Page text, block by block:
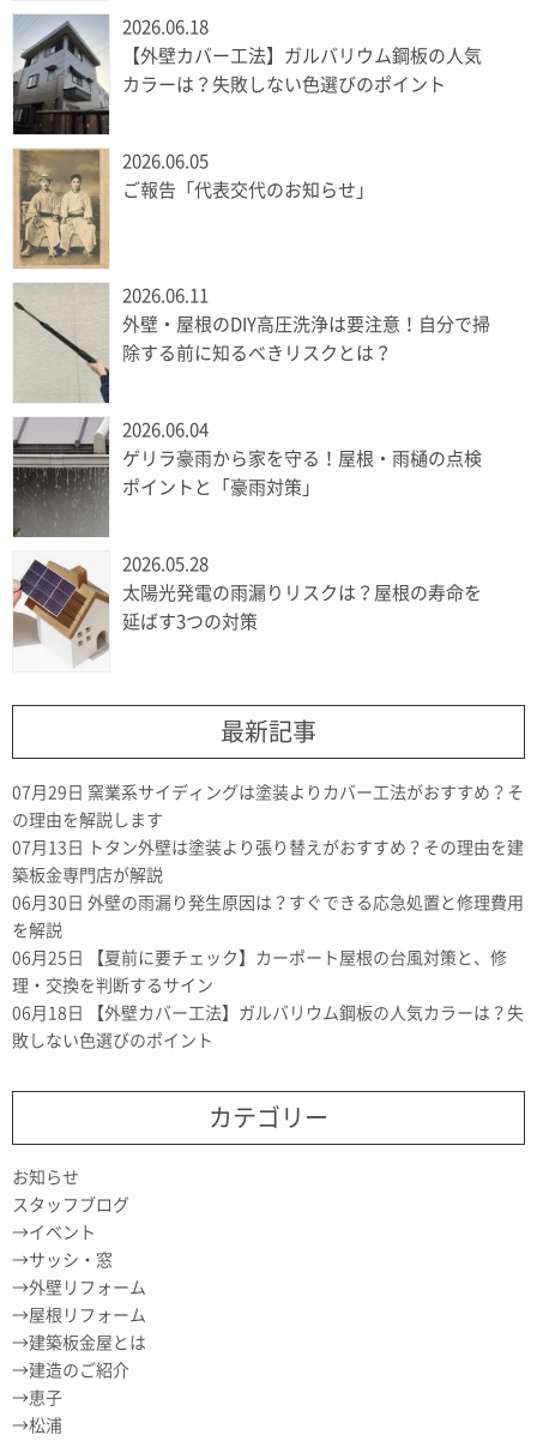
2026.06.18
【外壁カバー工法】ガルバリウム鋼板の人気
カラーは？失敗しない色選びのポイント
2026.06.05
ご報告「代表交代のお知らせ」
2026.06.11
外壁・屋根のDIY高圧洗浄は要注意！自分で掃
除する前に知るべきリスクとは？
2026.06.04
ゲリラ豪雨から家を守る！屋根・雨樋の点検
ポイントと「豪雨対策」
2026.05.28
太陽光発電の雨漏りリスクは？屋根の寿命を
延ばす3つの対策
最新記事
07月29日 窯業系サイディングは塗装よりカバー工法がおすすめ？そ
の理由を解説します
07月13日
トタン外壁は塗装より張り替えがおすすめ？その理由を建
築板金専門店が解説
06月30日 外壁の雨漏り発生原因は？すぐできる応急処置と修理費用
を解説
06月25日
【夏前に要チェック】カーポート屋根の台風対策と、修
理・交換を判断するサイン
06月18日
【外壁カバー工法】ガルバリウム鋼板の人気カラーは？失
敗しない色選びのポイント
カテゴリー
お知らせ
スタッフブログ
イベント
サッシ・窓
外壁リフォーム
屋根リフォーム
建築板金屋とは
建造のご紹介
恵子
松浦